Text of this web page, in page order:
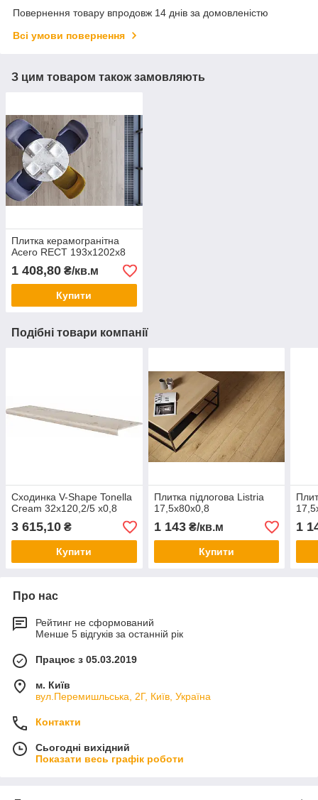
Повернення товару впродовж 14 днів за домовленістю
Всі умови повернення
З цим товаром також замовляють
Плитка керамогранітна
Acero RECT 193x1202x8
1 408,80 ₴/кв.м
Купити
Подібні товари компанії
Сходинка V-Shape Tonella
Cream 32x120,2/5 x0,8
3 615,10 ₴
Купити
Плитка підлогова Listria
17,5x80x0,8
1 143₴/кв.м
Купити
1
Про нас
Рейтинг не сформований
Менше 5 відгуків за останній рік
Працює з 05.03.2019
м. Київ
вул.Перемишльська, 2Г, Київ, Україна
Контакти
Сьогодні вихідний
Показати весь графік роботи